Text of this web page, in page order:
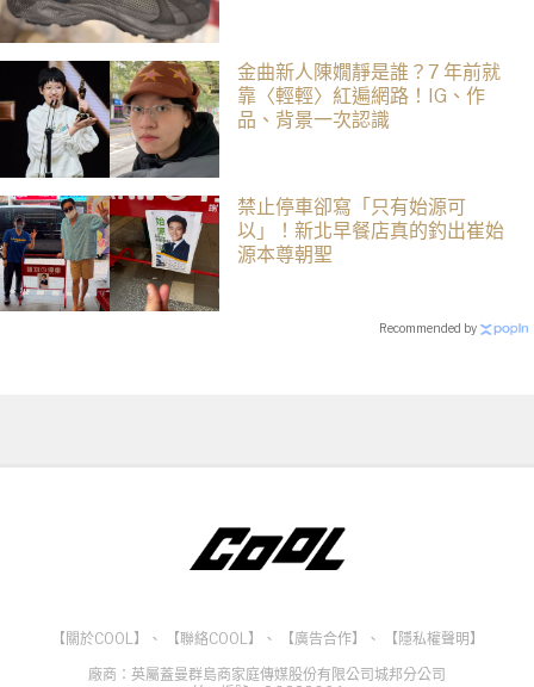
金曲新人陳嫺靜是誰？7 年前就
靠〈輕輕〉紅遍網路！IG、作
品、背景一次認識
禁止停車卻寫「只有始源可
以」！新北早餐店真的釣出崔始
源本尊朝聖
Recommended by
【關於COOL】 、 【聯絡COOL】 、 【廣告合作】 、
【隱私權聲明】
廠商：英屬蓋曼群島商家庭傳媒股份有限公司城邦分公司